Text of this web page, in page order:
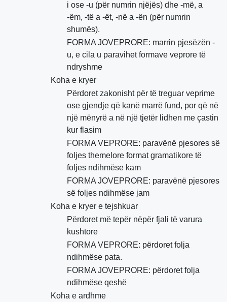
i ose -u (për numrin njëjës) dhe -më, a
-ëm, -të a -ët, -në a -ën (për numrin
shumës).
FORMA JOVEPRORE: marrin pjesëzën -
u, e cila u paravihet formave veprore të
ndryshme
Koha e kryer
Përdoret zakonisht për të treguar veprime
ose gjendje që kanë marrë fund, por që në
një mënyrë a në një tjetër lidhen me çastin
kur flasim
FORMA VEPRORE: paravënë pjesores së
foljes themelore format gramatikore të
foljes ndihmëse kam
FORMA JOVEPRORE: paravënë pjesores
së foljes ndihmëse jam
Koha e kryer e tejshkuar
Përdoret më tepër nëpër fjali të varura
kushtore
FORMA VEPRORE: përdoret folja
ndihmëse pata.
FORMA JOVEPRORE: përdoret folja
ndihmëse qeshë
Koha e ardhme